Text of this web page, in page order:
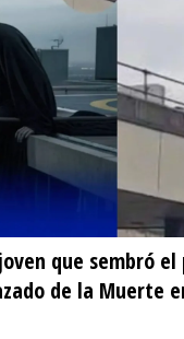
que sembró el
de la Muerte